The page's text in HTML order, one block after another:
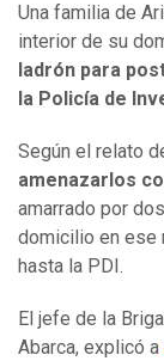
Una familia de
interior de su
ladrón para
la Policía de
Según el relato
amenazarlos
amarrado por
domicilio en ese
hasta la PDI.
El jefe de la
Abarca, explicó a